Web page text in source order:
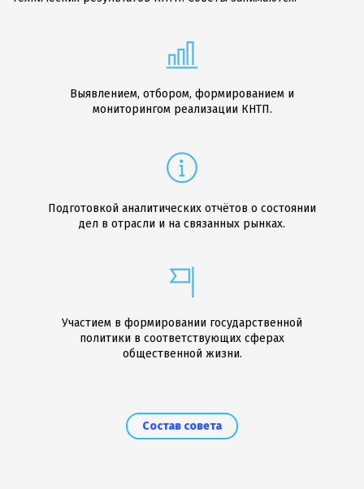
Выявлением, отбором, формированием и
мониторингом реализации КНТП.
Подготовкой аналитических отчётов о состоянии
дел в отрасли и на связанных рынках.
Участием в формировании государственной
политики в соответствующих сферах
общественной жизни.
Состав совета